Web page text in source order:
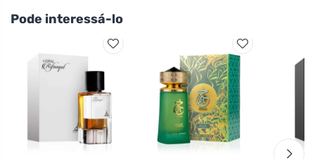
Pode interessá-lo